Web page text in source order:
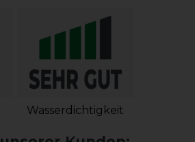
Wasserdichtigkeit